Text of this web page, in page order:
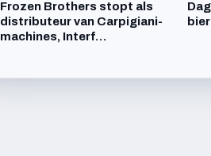
Frozen Brothers stopt als
distributeur van Carpigiani-
machines, Interf…